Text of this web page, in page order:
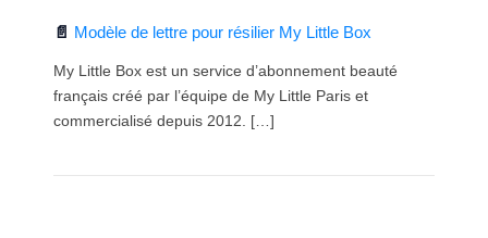
Modèle de lettre pour résilier My Little Box
My Little Box est un service d’abonnement beauté
français créé par l’équipe de My Little Paris et
commercialisé depuis 2012. […]